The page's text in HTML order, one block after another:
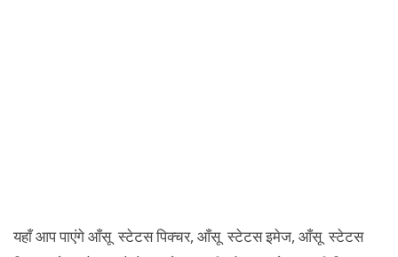
यहाँ आप पाएंगे आँसू स्टेटस पिक्चर, आँसू स्टेटस इमेज, आँसू स्टेटस